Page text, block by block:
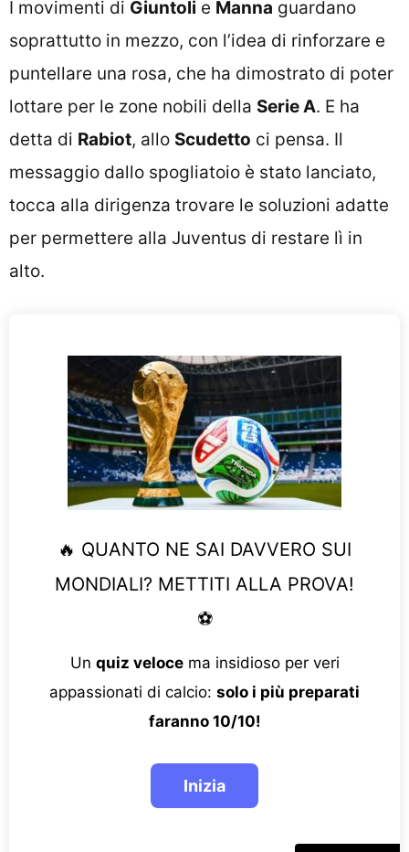
I movimenti di Giuntoli e Manna guardano
soprattutto in mezzo, con l’idea di rinforzare e
puntellare una rosa, che ha dimostrato di poter
lottare per le zone nobili della Serie A. E ha
detta di Rabiot, allo Scudetto ci pensa. Il
messaggio dallo spogliatoio è stato lanciato,
tocca alla dirigenza trovare le soluzioni adatte
per permettere alla Juventus di restare lì in
alto.
🔥 QUANTO NE SAI DAVVERO SUI
MONDIALI? METTITI ALLA PROVA!
⚽
Un quiz velocema insidioso per veri
appassionati di calcio: solo i più preparati
faranno 10/10!